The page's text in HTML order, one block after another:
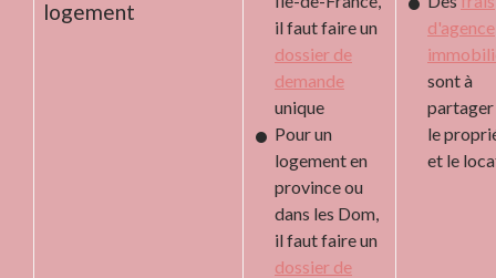
logement
il faut faire un
dossier de
demande
unique
Pour un
logement en
province ou
dans les Dom,
il faut faire un
dossier de
d'agence
sont à
le
et le